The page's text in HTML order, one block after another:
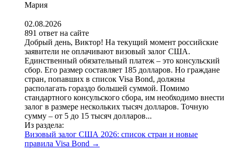
Мария
02.08.2026
891 ответ на сайте
Добрый день, Виктор! На текущий момент российские
заявители не оплачивают визовый залог США.
Единственный обязательный платеж – это консульский
сбор. Его размер составляет 185 долларов. Но граждане
стран, попавших в список Visa Bond, должны
располагать гораздо большей суммой. Помимо
стандартного консульского сбора, им необходимо внести
залог в размере нескольких тысяч долларов. Точную
сумму – от 5 до 15 тысяч долларов...
Из раздела:
Визовый залог США 2026: список стран и новые
правила Visa Bond →